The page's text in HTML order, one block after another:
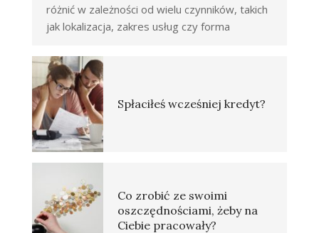
różnić w zależności od wielu czynników, takich
jak lokalizacja, zakres usług czy forma
Spłaciłeś wcześniej kredyt?
Co zrobić ze swoimi
oszczędnościami, żeby na
Ciebie pracowały?